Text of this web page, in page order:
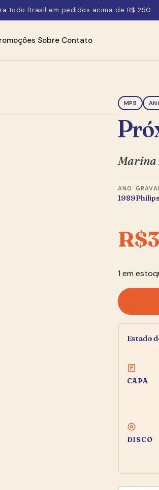
todo Brasil em pedidos acima de R$ 250
Sobre Contato
MPB
Marina
ANO
1989Philips
R$
1 em
Estado
CAPA
DISCO